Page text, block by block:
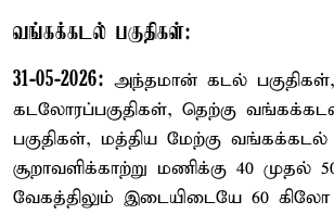
வங்கக்கடல் பகுதிகள்:
31-05-2026: அந்தமான் கடல்
கடலோரப்பகுதிகள், தெற்கு
பகுதிகள், மத்திய மேற்கு வங்கக்கடல்
சூறாவளிக்காற்று மணிக்கு 40 முதல்
வேகத்திலும் இடையிடையே 60